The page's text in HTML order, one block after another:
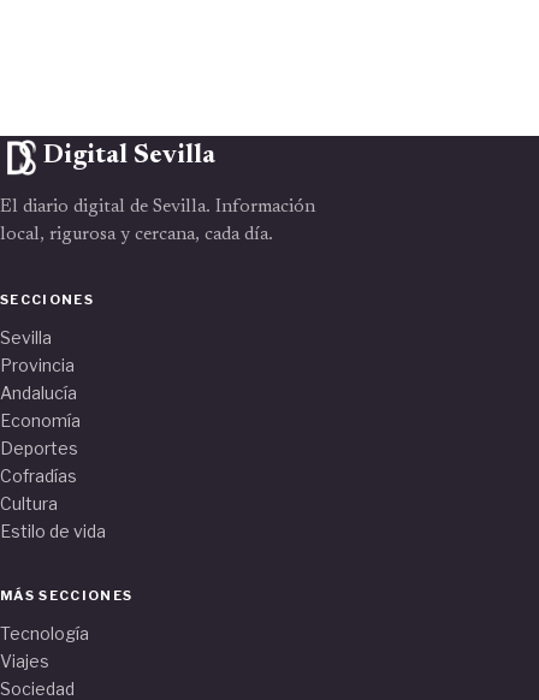
Digital Sevilla
El diario digital de Sevilla. Información
local, rigurosa y cercana, cada día.
SECCIONES
Sevilla
Provincia
Andalucía
Economía
Deportes
Cofradías
Cultura
Estilo de vida
MÁS SECCIONES
Tecnología
Viajes
Sociedad